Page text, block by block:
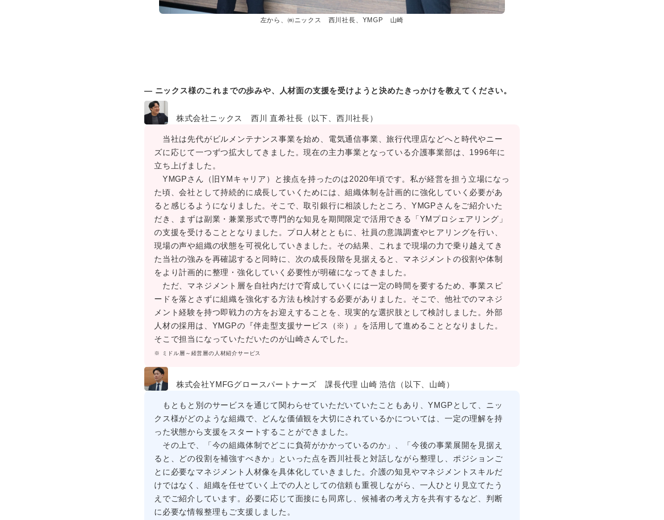
左から、㈱ニックス 西川社長、YMGP 山崎
― ニックス様のこれまでの歩みや、人材面の支援を受けようと決めたきっかけを教えてください。
株式会社ニックス 西川 直希社長（以下、西川社長）
当社は先代がビルメンテナンス事業を始め、電気通信事業、旅行代理店などへと時代やニー
ズに応じて一つずつ拡大してきました。現在の主力事業となっている介護事業部は、1996年に
立ち上げました。
YMGPさん（旧YMキャリア）と接点を持ったのは2020年頃です。私が経営を担う立場になっ
た頃、会社として持続的に成長していくためには、組織体制を計画的に強化していく必要があ
ると感じるようになりました。そこで、取引銀行に相談したところ、YMGPさんをご紹介いた
だき、まずは副業・兼業形式で専門的な知見を期間限定で活用できる「YMプロシェアリング」
の支援を受けることとなりました。プロ人材とともに、社員の意識調査やヒアリングを行い、
現場の声や組織の状態を可視化していきました。その結果、これまで現場の力で乗り越えてき
た当社の強みを再確認すると同時に、次の成長段階を見据えると、マネジメントの役割や体制
をより計画的に整理・強化していく必要性が明確になってきました。
ただ、マネジメント層を自社内だけで育成していくには一定の時間を要するため、事業スピ
ードを落とさずに組織を強化する方法も検討する必要がありました。そこで、他社でのマネジ
メント経験を持つ即戦力の方をお迎えすることを、現実的な選択肢として検討しました。外部
人材の採用は、YMGPの『伴走型支援サービス（※）』を活用して進めることとなりました。
そこで担当になっていただいたのが山崎さんでした。
※ ミドル層～経営層の人材紹介サービス
株式会社YMFGグロースパートナーズ 課長代理 山崎 浩信（以下、山崎）
もともと別のサービスを通じて関わらせていただいていたこともあり、YMGPとして、ニッ
クス様がどのような組織で、どんな価値観を大切にされているかについては、一定の理解を持
った状態から支援をスタートすることができました。
その上で、「今の組織体制でどこに負荷がかかっているのか」、「今後の事業展開を見据え
ると、どの役割を補強すべきか」といった点を西川社長と対話しながら整理し、ポジションご
とに必要なマネジメント人材像を具体化していきました。介護の知見やマネジメントスキルだ
けではなく、組織を任せていく上での人としての信頼も重視しながら、一人ひとり見立てたう
えでご紹介しています。必要に応じて面接にも同席し、候補者の考え方を共有するなど、判断
に必要な情報整理もご支援しました。